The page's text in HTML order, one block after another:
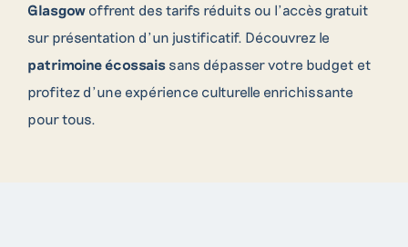
Glasgow offrent des tarifs réduits ou l’accès gratuit
sur présentation d’un justificatif. Découvrez le
patrimoine écossais sans dépasser votre budget et
profitez d’une expérience culturelle enrichissante
pour tous.